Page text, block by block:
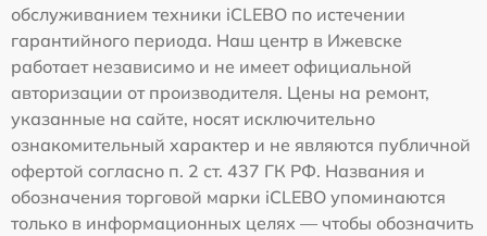
обслуживанием техники iCLEBO по истечении
гарантийного периода. Наш центр в Ижевске
работает независимо и не имеет официальной
авторизации от производителя. Цены на ремонт,
указанные на сайте, носят исключительно
ознакомительный характер и не являются публичной
офертой согласно п. 2 ст. 437 ГК РФ. Названия и
обозначения торговой марки iCLEBO упоминаются
только в информационных целях — чтобы обозначить